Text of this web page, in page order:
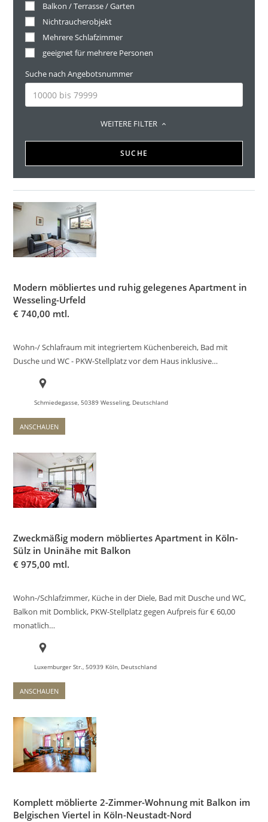
Balkon / Terrasse / Garten
Nichtraucherobjekt
Mehrere Schlafzimmer
geeignet für mehrere Personen
Suche nach Angebotsnummer
WEITERE FILTER
SUCHE
Modern möbliertes und ruhig gelegenes Apartment in
Wesseling-Urfeld
€ 740,00 mtl.
Wohn-/ Schlafraum mit integriertem Küchenbereich, Bad mit
Dusche und WC - PKW-Stellplatz vor dem Haus inklusive…
Schmiedegasse, 50389 Wesseling, Deutschland
ANSCHAUEN
Zweckmäßig modern möbliertes Apartment in Köln-
Sülz in Uninähe mit Balkon
€ 975,00 mtl.
Wohn-/Schlafzimmer, Küche in der Diele, Bad mit Dusche und WC,
Balkon mit Domblick, PKW-Stellplatz gegen Aufpreis für € 60,00
monatlich…
Luxemburger Str., 50939 Köln, Deutschland
ANSCHAUEN
Komplett möblierte 2-Zimmer-Wohnung mit Balkon im
Belgischen Viertel in Köln-Neustadt-Nord